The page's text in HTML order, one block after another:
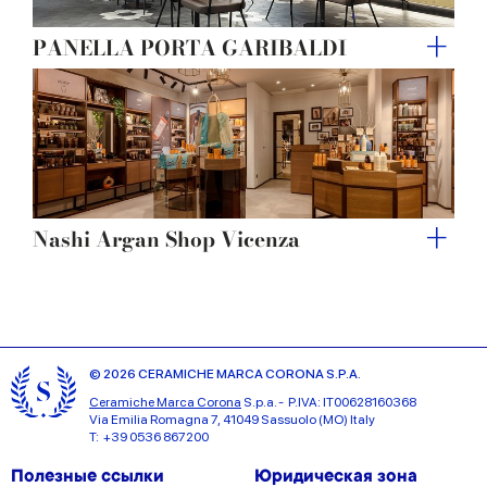
PANELLA PORTA GARIBALDI
Nashi Argan Shop Vicenza
© 2026 CERAMICHE MARCA CORONA S.P.A.
Ceramiche Marca Corona S.p.a. - P.IVA: IT00628160368
Via Emilia Romagna 7, 41049 Sassuolo (MO) Italy
T: +39 0536 867200
Полезные ссылки Юридическая зона